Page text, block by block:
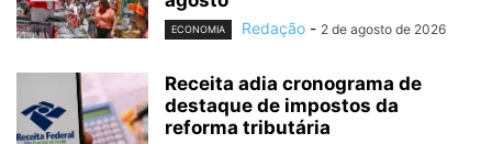
ECONOMIA Redação - 2 de agosto de 2026
Receita adia cronograma de
destaque de impostos da
reforma tributária